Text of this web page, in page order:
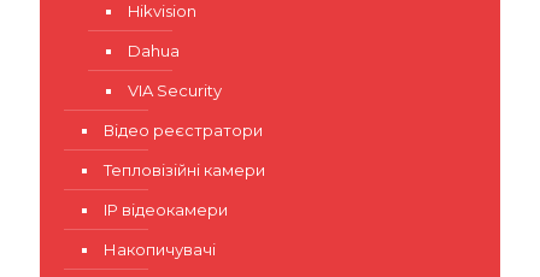
Hikvision
Dahua
VIA Security
Відео реєстратори
Тепловізійні камери
IP відеокамери
Накопичувачі